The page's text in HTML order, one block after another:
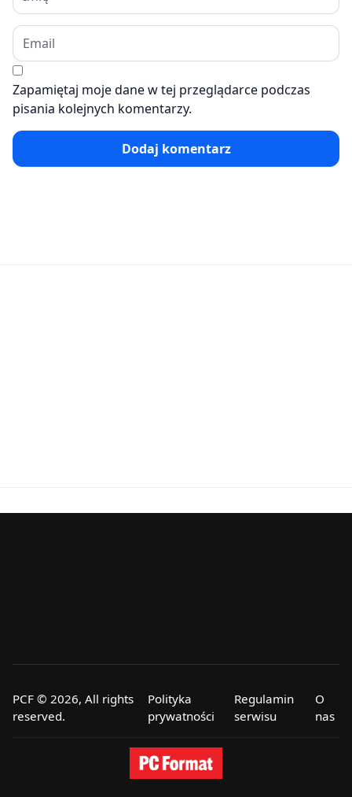
Zapamiętaj moje dane w tej przeglądarce podczas
pisania kolejnych komentarzy.
Dodaj komentarz
PCF © 2026, All rights
reserved.
Polityka
prywatności
Regulamin
serwisu
O
nas